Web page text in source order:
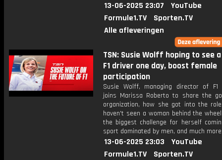
13-06-2025 23:07
YouTube
Formule1.TV
Sporten.TV
Alle afleveringen
TSN: Susie Wolff hoping to see
F1 driver one day, boost female
participation
Susie Wolff, managing director of F1
joins Marissa Roberto to share the
organization, how she got into the
haven't seen a woman behind the
the biggest challenge for herself
sport dominated by men, and much
13-06-2025 23:03
YouTube
Formule1.TV
Sporten.TV